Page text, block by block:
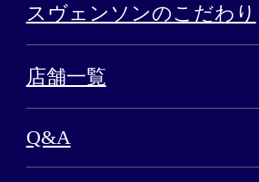
スヴェンソンのこだわり
店舗一覧
Q&A